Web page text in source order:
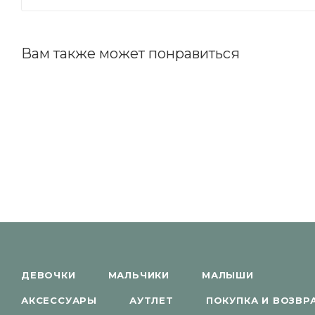
Вам также может понравиться
ДЕВОЧКИ МАЛЬЧИКИ МАЛЫШИ
АКСЕССУАРЫ АУТЛЕТ ПОКУПКА И